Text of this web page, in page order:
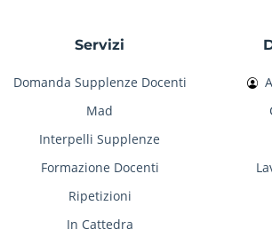
Servizi
Domanda Supplenze Docenti
Mad
Interpelli Supplenze
Formazione Docenti
Ripetizioni
In Cattedra